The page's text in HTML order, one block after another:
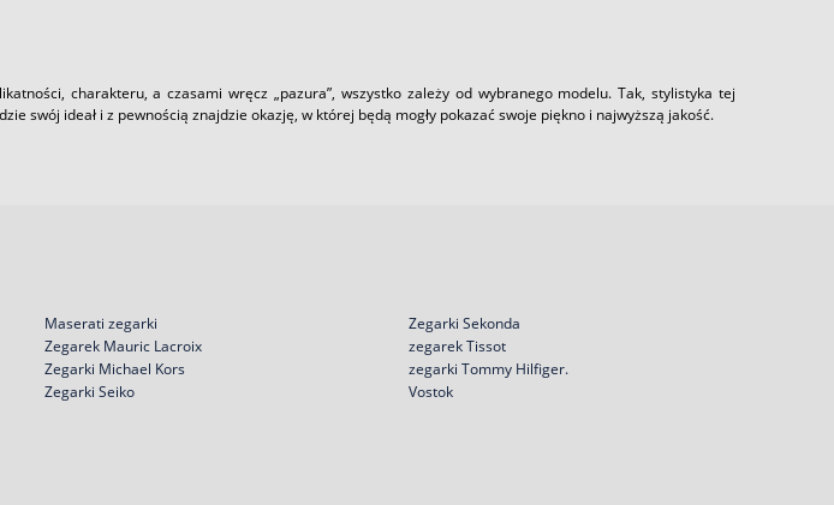
charakteru, a czasami wręcz „pazura”, wszystko zależy od wybranego modelu. Tak, stylistyka tej
swój ideał i z pewnością znajdzie okazję, w której będą mogły pokazać swoje piękno i najwyższą jakość.
Maserati zegarki
Zegarek Mauric Lacroix
Zegarki Michael Kors
Zegarki Seiko
Zegarki Sekonda
zegarek Tissot
zegarki Tommy Hilfiger.
Vostok